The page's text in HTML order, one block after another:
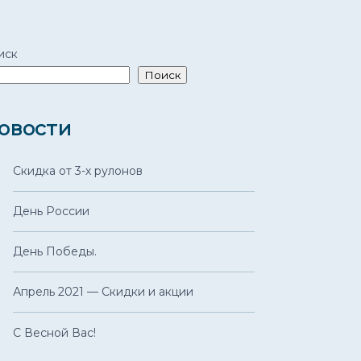
Поиск
Скидка от 3-х рулонов
День России
День Победы.
Апрель 2021 — Скидки и акции
С Весной Вас!